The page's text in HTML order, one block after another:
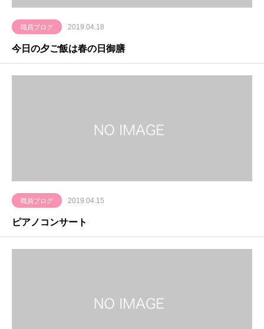
職員ブログ 2019.04.18
今日の夕ご飯は春の日御膳
職員ブログ 2019.04.15
ピアノコンサート